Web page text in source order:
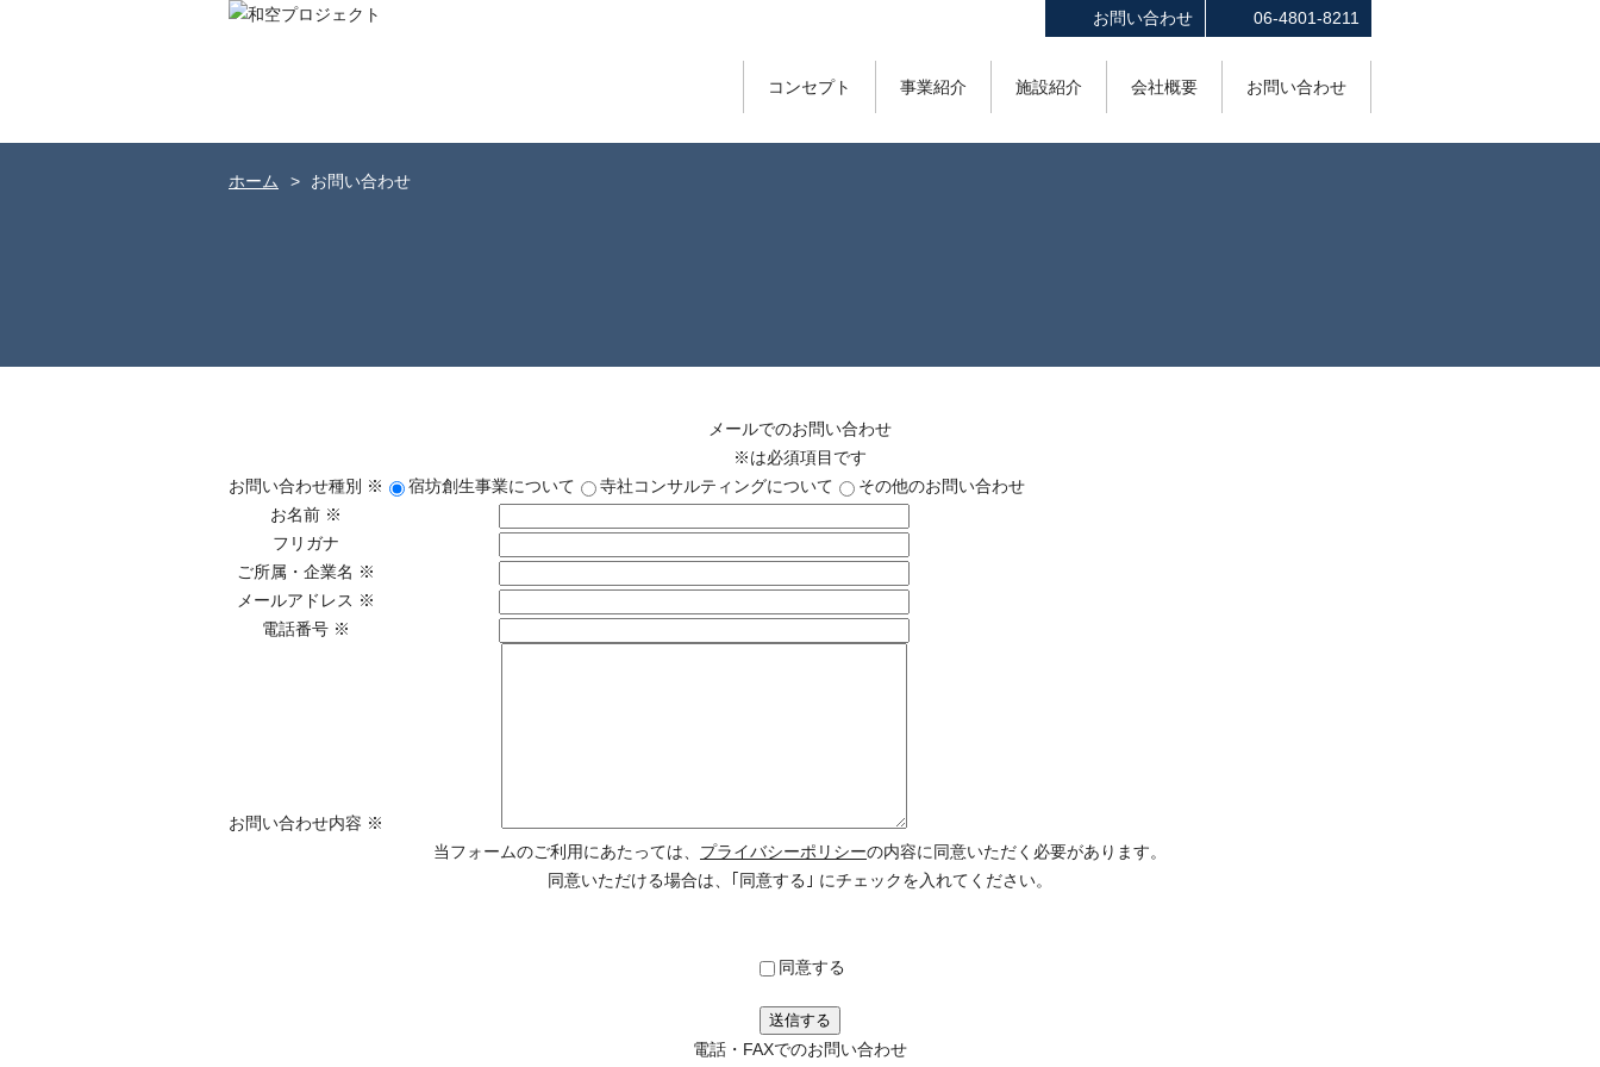
06-4801-8211
お問い合わせ
コンセプト 事業紹介 施設紹介 会社概要 お問い合わせ
ホーム お問い合わせ
メールでのお問い合わせ
※は必須項目です
お問い合わせ種別 ※ 宿坊創生事業について 寺社コンサルティングについて
その他のお問い合わせ
お名前 ※
フリガナ
ご所属・企業名 ※
メールアドレス ※
電話番号 ※
お問い合わせ内容 ※
当フォームのご利用にあたっては、 プライバシーポリシーの内容に同意いただく必要があります。
同意いただける場合は、｢同意する｣ にチェックを入れてください。
同意する
電話・FAXでのお問い合わせ